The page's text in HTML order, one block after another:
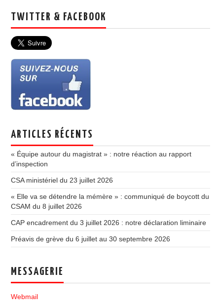
TWITTER & FACEBOOK
ARTICLES RÉCENTS
« Équipe autour du magistrat » : notre réaction au rapport
d’inspection
CSA ministériel du 23 juillet 2026
« Elle va se détendre la mémère » : communiqué de boycott du
CSAM du 8 juillet 2026
CAP encadrement du 3 juillet 2026 : notre déclaration liminaire
Préavis de grève du 6 juillet au 30 septembre 2026
MESSAGERIE
Webmail